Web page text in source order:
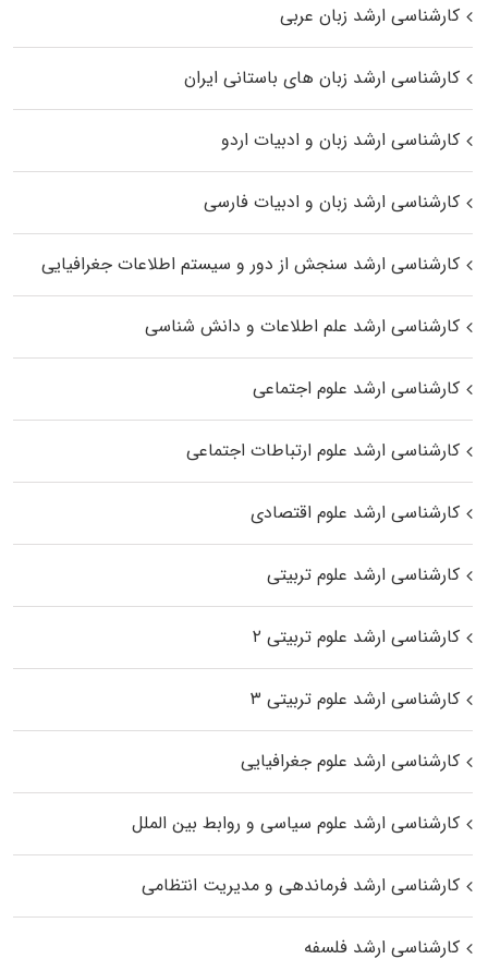
کارشناسی ارشد زبان عربی
کارشناسی ارشد زبان‌ های باستانی ایران
کارشناسی ارشد زبان و ادبیات اردو
کارشناسی ارشد زبان و ادبیات فارسی
کارشناسی ارشد سنجش از دور و سیستم اطلاعات جغرافیایی
کارشناسی ارشد علم اطلاعات و دانش شناسی
کارشناسی ارشد علوم اجتماعی
کارشناسی ارشد علوم ارتباطات اجتماعی
کارشناسی ارشد علوم اقتصادی
کارشناسی ارشد علوم تربیتی
کارشناسی ارشد علوم تربیتی ۲
کارشناسی ارشد علوم تربیتی ۳
کارشناسی ارشد علوم جغرافیایی
کارشناسی ارشد علوم سیاسی و روابط بین الملل
کارشناسی ارشد فرماندهی و مدیریت انتظامی
کارشناسی ارشد فلسفه